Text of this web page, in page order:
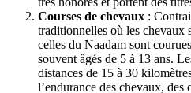
Courses de chevaux :
traditionnelles où les chevaux
celles du Naadam sont
souvent âgés de 5 à 13 ans.
distances de 15 à 30
l’endurance des chevaux, des